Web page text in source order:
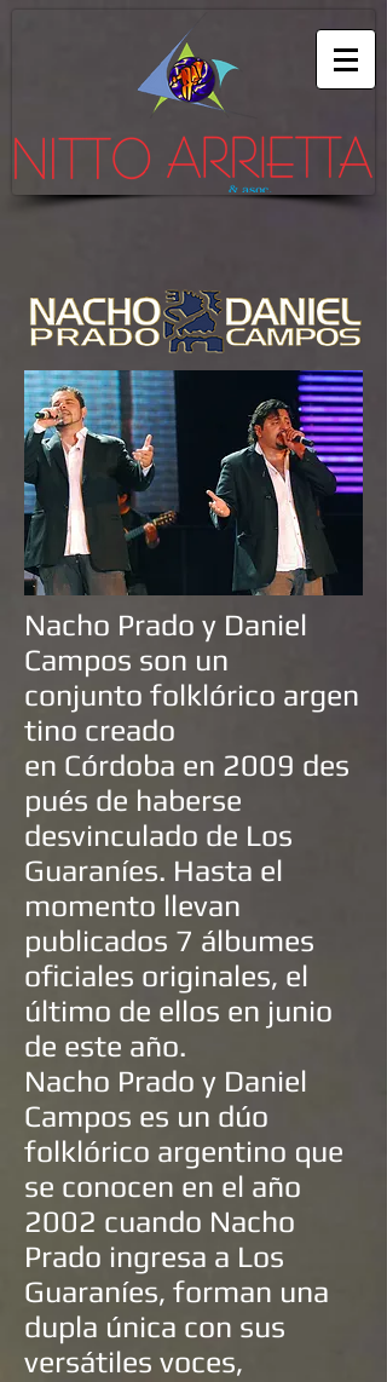
Nacho Prado y Daniel
Campos son un
conjunto folklórico argen
tino creado
en Córdoba en 2009 des
pués de haberse
desvinculado de Los
Guaraníes. Hasta el
momento llevan
publicados 7 álbumes
oficiales originales, el
último de ellos en junio
de este año.
Nacho Prado y Daniel
Campos es un dúo
folklórico argentino que
se conocen en el año
2002 cuando Nacho
Prado ingresa a Los
Guaraníes, forman una
dupla única con sus
versátiles voces,